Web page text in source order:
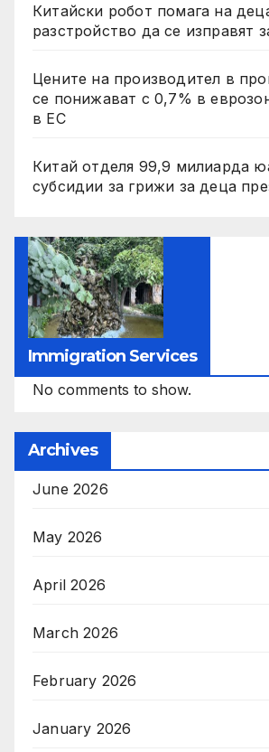
Китайски робот помага на
разстройство да се изправят
Цените на производител в
се понижават с 0,7% в
в ЕС
Китай отделя 99,9 милиарда
субсидии за грижи за деца
Immigration Services
No comments to show.
Archives
June 2026
May 2026
April 2026
March 2026
February 2026
January 2026